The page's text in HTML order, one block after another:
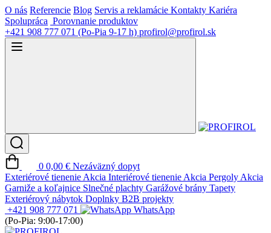
O nás Referencie Blog Servis a reklamácie Kontakty Kariéra
Spolupráca Porovnanie produktov
+421 908 777 071 (Po-Pia 9-17 h) profirol@profirol.sk
0 0,00 € Nezáväzný dopyt
Exteriérové tienenie Akcia Interiérové tienenie Akcia Pergoly Akcia
Garniže a koľajnice Slnečné plachty Garážové brány Tapety
Exteriérový nábytok Doplnky B2B projekty
+421 908 777 071
WhatsApp
(Po-Pia: 9:00-17:00)